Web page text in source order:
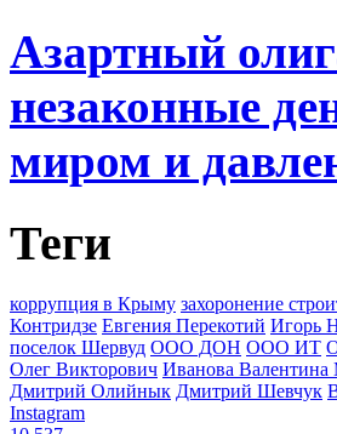
Азартный
незаконные
миром и
Теги
коррупция в Крыму захоронение
Контридзе Евгения Перекотий Игорь
поселок Шервуд ООО ДОН ООО ИТ
Олег Викторович Иванова Валентина
Дмитрий Олийнык Дмитрий Шевчук
Instagram